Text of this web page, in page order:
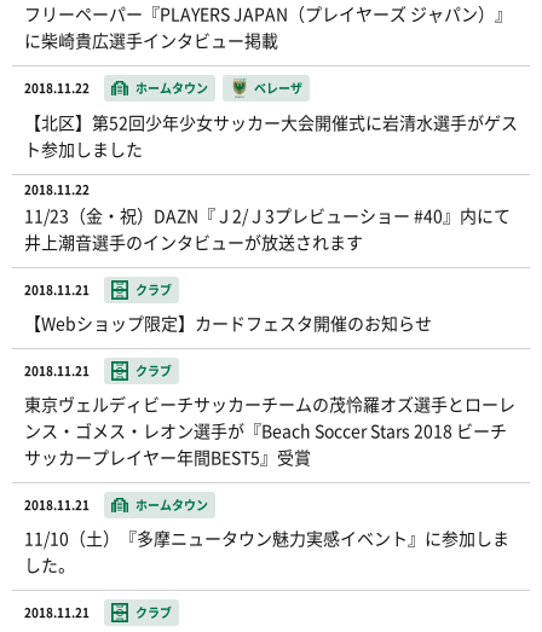
フリーペーパー『PLAYERS JAPAN（プレイヤーズ ジャパン）』
に柴崎貴広選手インタビュー掲載
2018.11.22 ホームタウン ベレーザ
【北区】第52回少年少女サッカー大会開催式に岩清水選手がゲス
ト参加しました
2018.11.22
11/23（金・祝）DAZN『Ｊ2/Ｊ3プレビューショー #40』内にて
井上潮音選手のインタビューが放送されます
2018.11.21 クラブ
【Webショップ限定】カードフェスタ開催のお知らせ
2018.11.21 クラブ
東京ヴェルディビーチサッカーチームの茂怜羅オズ選手とローレ
ンス・ゴメス・レオン選手が『Beach Soccer Stars 2018 ビーチ
サッカープレイヤー年間BEST5』受賞
2018.11.21 ホームタウン
11/10（土）『多摩ニュータウン魅力実感イベント』に参加しま
した。
2018.11.21 クラブ